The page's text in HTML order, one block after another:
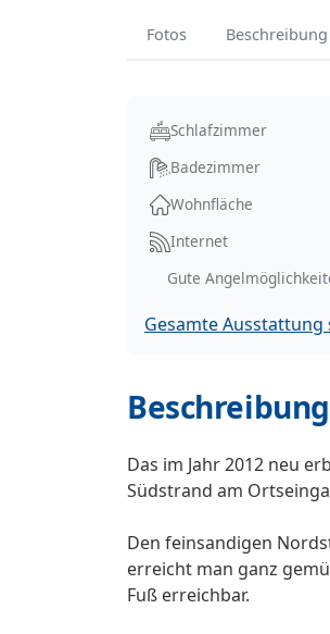
Fotos Beschreibung
Schlafzimmer
Badezimmer
Wohnfläche
Internet
Gute
Gesamte Ausstattung
Beschreibung
Das im Jahr 2012 neu
Südstrand am
Den feinsandigen
erreicht man ganz
Fuß erreichbar.